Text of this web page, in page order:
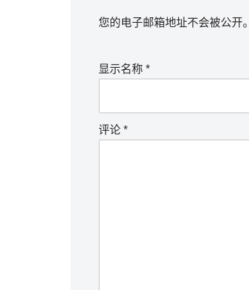
您的电子邮箱地址不会被公开。
显示名称 *
评论 *